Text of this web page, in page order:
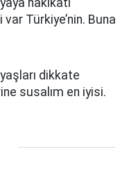
hakikati
Türkiye’nin. Buna
dikkate
susalım en iyisi.